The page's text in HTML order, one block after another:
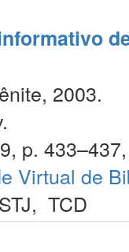
2003.
p.
Virtual de
STJ, TCD